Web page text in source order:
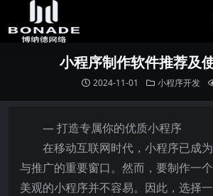
小程序制作软件推荐及
2024-11-01 小程序开发
— 打造专属你的优质小程序
在移动互联网时代，小程序已成
与推广的重要窗口。然而，要制作一
美观的小程序并不容易。因此，选择